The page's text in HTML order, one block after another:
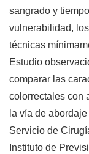
sangrado y
vulnerabilidad,
técnicas
Estudio
comparar las
colorrectales con
la vía de
Servicio de
Instituto de